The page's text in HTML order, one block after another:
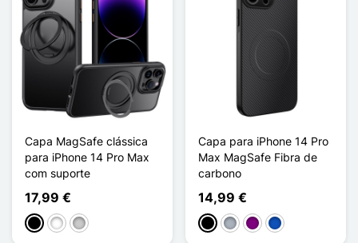
Capa MagSafe clássica
para iPhone 14 Pro Max
com suporte
17,99 €
PretoBrancoTransparente
Capa para iPhone 14 Pro
Max MagSafe Fibra de
carbono
14,99 €
PretoCinzento
Púrpura
Saphir